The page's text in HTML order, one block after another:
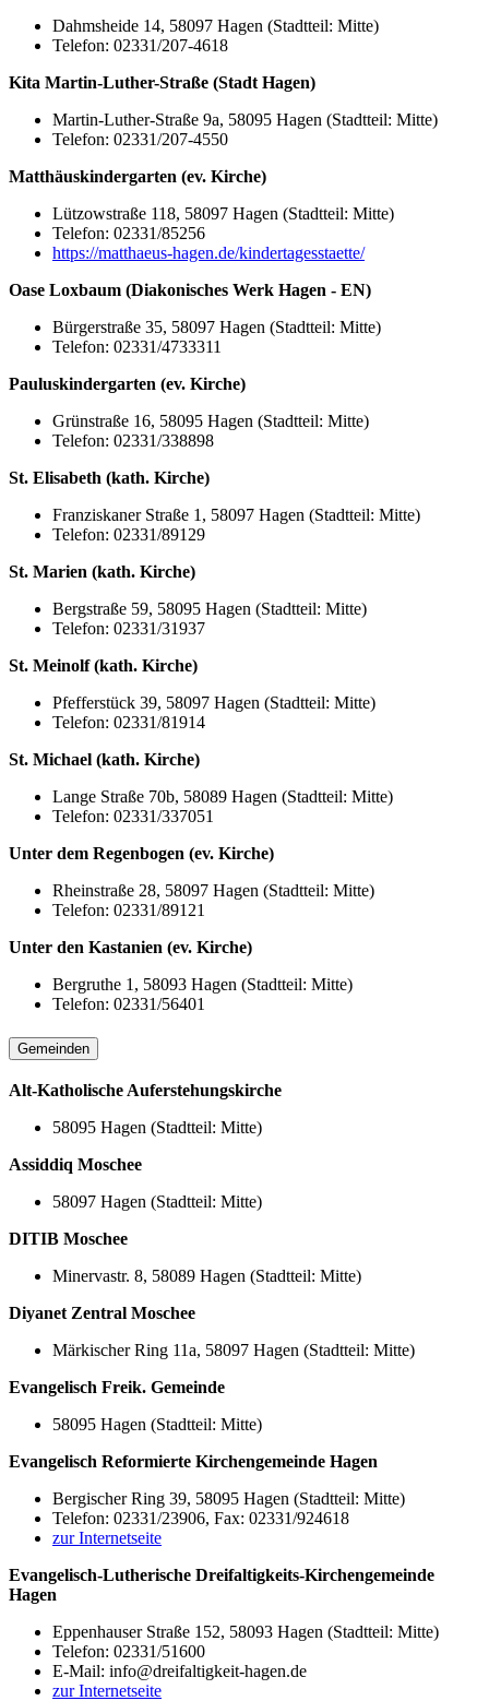
Dahmsheide 14, 58097 Hagen (Stadtteil: Mitte)
Telefon: 02331/207-4618
Kita Martin-Luther-Straße (Stadt Hagen)
Martin-Luther-Straße 9a, 58095 Hagen (Stadtteil: Mitte)
Telefon: 02331/207-4550
Matthäuskindergarten (ev. Kirche)
Lützowstraße 118, 58097 Hagen (Stadtteil: Mitte)
Telefon: 02331/85256
https://matthaeus-hagen.de/kindertagesstaette/
Oase Loxbaum (Diakonisches Werk Hagen - EN)
Bürgerstraße 35, 58097 Hagen (Stadtteil: Mitte)
Telefon: 02331/4733311
Pauluskindergarten (ev. Kirche)
Grünstraße 16, 58095 Hagen (Stadtteil: Mitte)
Telefon: 02331/338898
St. Elisabeth (kath. Kirche)
Franziskaner Straße 1, 58097 Hagen (Stadtteil: Mitte)
Telefon: 02331/89129
St. Marien (kath. Kirche)
Bergstraße 59, 58095 Hagen (Stadtteil: Mitte)
Telefon: 02331/31937
St. Meinolf (kath. Kirche)
Pfefferstück 39, 58097 Hagen (Stadtteil: Mitte)
Telefon: 02331/81914
St. Michael (kath. Kirche)
Lange Straße 70b, 58089 Hagen (Stadtteil: Mitte)
Telefon: 02331/337051
Unter dem Regenbogen (ev. Kirche)
Rheinstraße 28, 58097 Hagen (Stadtteil: Mitte)
Telefon: 02331/89121
Unter den Kastanien (ev. Kirche)
Bergruthe 1, 58093 Hagen (Stadtteil: Mitte)
Telefon: 02331/56401
Gemeinden
Alt-Katholische Auferstehungskirche
58095 Hagen (Stadtteil: Mitte)
Assiddiq Moschee
58097 Hagen (Stadtteil: Mitte)
DITIB Moschee
Minervastr. 8, 58089 Hagen (Stadtteil: Mitte)
Diyanet Zentral Moschee
Märkischer Ring 11a, 58097 Hagen (Stadtteil: Mitte)
Evangelisch Freik. Gemeinde
58095 Hagen (Stadtteil: Mitte)
Evangelisch Reformierte Kirchengemeinde Hagen
Bergischer Ring 39, 58095 Hagen (Stadtteil: Mitte)
Telefon: 02331/23906, Fax: 02331/924618
zur Internetseite
Evangelisch-Lutherische Dreifaltigkeits-Kirchengemeinde
Hagen
Eppenhauser Straße 152, 58093 Hagen (Stadtteil: Mitte)
Telefon: 02331/51600
E-Mail: info@dreifaltigkeit-hagen.de
zur Internetseite